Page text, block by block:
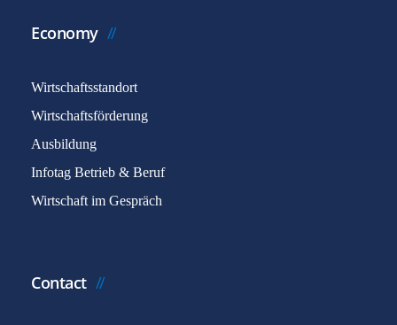
Economy
Wirtschaftsstandort
Wirtschaftsförderung
Ausbildung
Infotag Betrieb & Beruf
Wirtschaft im Gespräch
Contact